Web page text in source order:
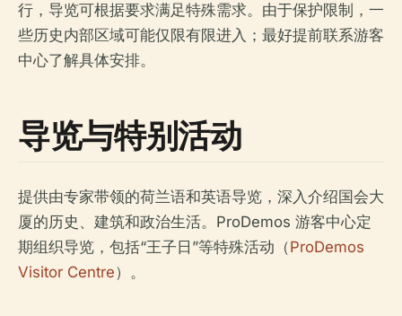
行，导览可根据要求满足特殊需求。由于保护限制，一
些历史内部区域可能仅限有限进入；最好提前联系游客
中心了解具体安排。
导览与特别活动
提供由专家带领的荷兰语和英语导览，深入介绍国会大
厦的历史、建筑和政治生活。ProDemos 游客中心定
期组织导览，包括“王子日”等特殊活动（ProDemos
Visitor Centre）。